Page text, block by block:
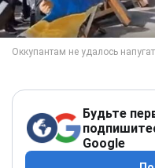
Будьте
Google